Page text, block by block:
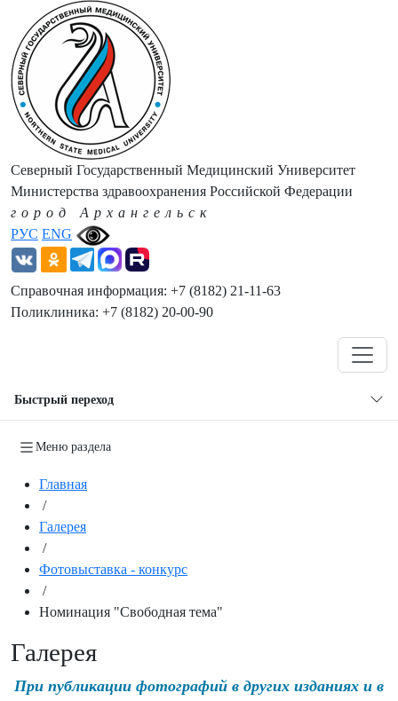
РУС ENG
Северный Государственный Медицинский Университет
Министерства здравоохранения Российской Федерации
город Архангельск
Справочная информация: +7 (8182) 21-11-63
Поликлиника: +7 (8182) 20-00-90
Быстрый переход
Меню раздела
Главная
/
Галерея
/
Фотовыставка - конкурс
/
Номинация "Свободная тема"
Галерея
При публикации фотографий в других изданиях и в